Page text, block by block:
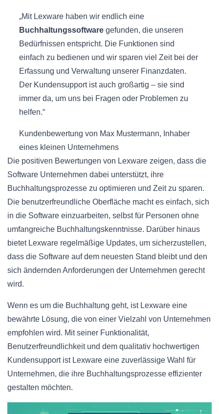
„Mit Lexware haben wir endlich eine
Buchhaltungssoftware gefunden, die unseren
Bedürfnissen entspricht. Die Funktionen sind
einfach zu bedienen und wir sparen viel Zeit bei der
Erfassung und Verwaltung unserer Finanzdaten.
Der Kundensupport ist auch großartig – sie sind
immer da, um uns bei Fragen oder Problemen zu
helfen.“
Kundenbewertung von Max Mustermann, Inhaber
eines kleinen Unternehmens
Die positiven Bewertungen von Lexware zeigen, dass die
Software Unternehmen dabei unterstützt, ihre
Buchhaltungsprozesse zu optimieren und Zeit zu sparen.
Die benutzerfreundliche Oberfläche macht es einfach, sich
in die Software einzuarbeiten, selbst für Personen ohne
umfangreiche Buchhaltungskenntnisse. Darüber hinaus
bietet Lexware regelmäßige Updates, um sicherzustellen,
dass die Software auf dem neuesten Stand bleibt und den
sich ändernden Anforderungen der Unternehmen gerecht
wird.
Wenn es um die Buchhaltung geht, ist Lexware eine
bewährte Lösung, die von einer Vielzahl von Unternehmen
empfohlen wird. Mit seiner Funktionalität,
Benutzerfreundlichkeit und dem qualitativ hochwertigen
Kundensupport ist Lexware eine zuverlässige Wahl für
Unternehmen, die ihre Buchhaltungsprozesse effizienter
gestalten möchten.